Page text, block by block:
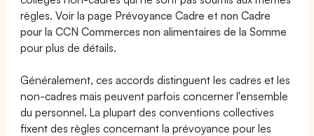
règles. Voir la page Prévoyance Cadre et non Cadre
pour la CCN Commerces non alimentaires de la Somme
pour plus de détails.
Généralement, ces accords distinguent les cadres et les
non-cadres mais peuvent parfois concerner l'ensemble
du personnel. La plupart des conventions collectives
fixent des règles concernant la prévoyance pour les